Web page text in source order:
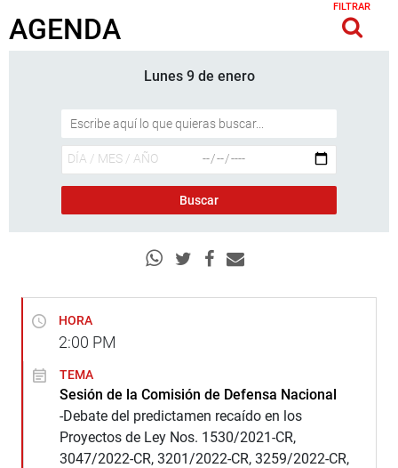
AGENDA
FILTRAR
Lunes 9 de enero
HORA
2:00 PM
TEMA
Sesión de la Comisión de Defensa Nacional
-Debate del predictamen recaído en los
Proyectos de Ley Nos. 1530/2021-CR,
3047/2022-CR, 3201/2022-CR, 3259/2022-CR,